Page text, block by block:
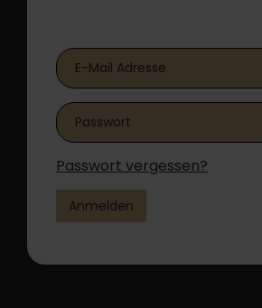
Passwort vergessen?
Anmelden